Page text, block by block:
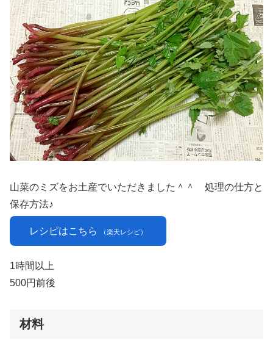
山菜のミズをお土産でいただきました＾＾ 処理の仕方と
保存方法♪
レシピはこちら （楽天レシピ）
1時間以上
500円前後
材料